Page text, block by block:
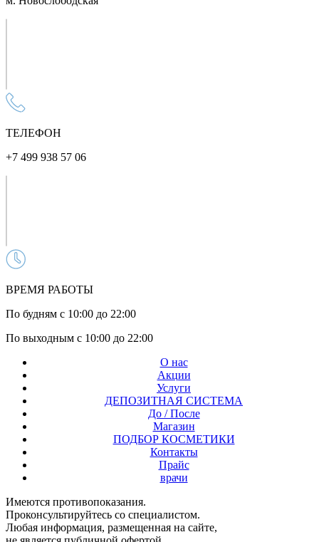
ТЕЛЕФОН
+7 499 938 57 06
ВРЕМЯ РАБОТЫ
По будням с 10:00 до 22:00
По выходным с 10:00 до 22:00
О нас
Акции
Услуги
ДЕПОЗИТНАЯ СИСТЕМА
До / После
Магазин
ПОДБОР КОСМЕТИКИ
Контакты
Прайс
врачи
Имеются противопоказания.
Проконсультируйтесь со специалистом.
Любая информация, размещенная на сайте,